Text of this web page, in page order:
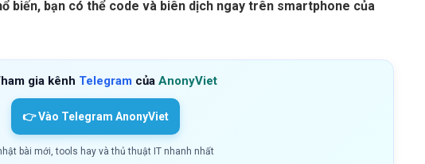
biến, bạn có thể code và biên dịch ngay trên smartphone của
gia kênh Telegram của AnonyViet
👉 Vào Telegram AnonyViet
bài mới, tools hay và thủ thuật IT nhanh nhất